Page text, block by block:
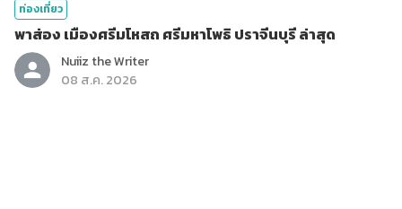
ท่องเที่ยว
พาส่อง เมืองศรีมโหสถ ศรีมหาโพธิ ปราจีนบุรี ล่าสุด
Nuiiz ​the​ Writer​
08 ส.ค. 2026